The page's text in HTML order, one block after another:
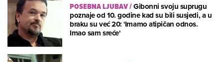
POSEBNA LJUBAV/Gibonni svoju suprugu
poznaje od 10. godine kad su bili susjedi, a u
braku su već 20: 'Imamo atipičan odnos.
Imao sam sreće'